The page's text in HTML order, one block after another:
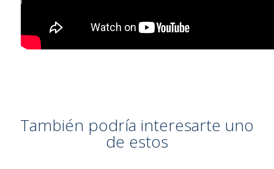
Flexcovers with integrated safety knife pocket
Adaptive leash eye included
Materials
También podría interesarte uno
de estos